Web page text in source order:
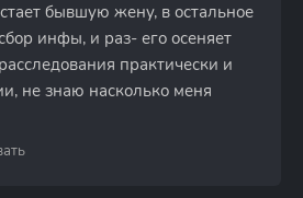
бывшую жену, в остальное
инфы, и раз- его осеняет
практически и
не знаю насколько меня